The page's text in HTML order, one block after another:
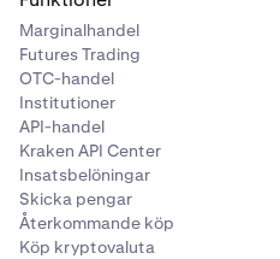
Marginalhandel
Futures Trading
OTC-handel
Institutioner
API-handel
Kraken API Center
Insatsbelöningar
Skicka pengar
Återkommande köp
Köp kryptovaluta